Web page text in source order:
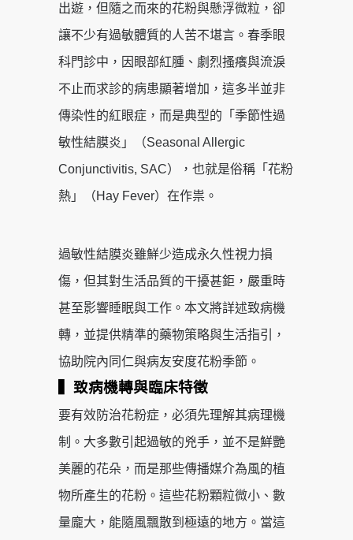
出遊，但隨之而來的花粉與懸浮微粒，卻
讓不少有過敏體質的人苦不堪言。春季眼
科門診中，因眼部紅腫、劇烈搔癢與流淚
不止而求診的病患顯著增加，這多半並非
傳染性的紅眼症，而是典型的「季節性過
敏性結膜炎」（Seasonal Allergic
Conjunctivitis, SAC），也就是俗稱「花粉
熱」（Hay Fever）在作祟。
過敏性結膜炎雖鮮少造成永久性視力損
傷，但其對生活品質的干擾甚鉅，嚴重時
甚至影響睡眠與工作。本文將詳述致病機
轉，並提供精準的藥物策略與生活指引，
協助院內同仁與病友安度花粉季節。
▍致病機轉與臨床特徵
要有效防治花粉症，必須先理解其病理機
制。大多數引起過敏的兇手，並不是鮮艷
美麗的花朵，而是那些傳播媒介為風的植
物所產生的花粉。這些花粉顆粒微小、數
量龐大，能隨風飄散到極遠的地方。當這